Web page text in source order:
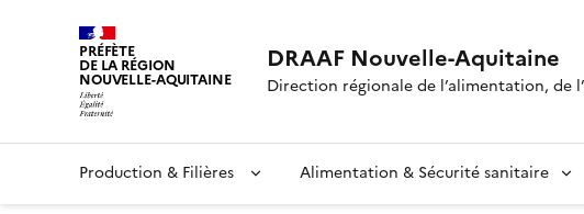
PRÉFÈTE
DE LA RÉGION
NOUVELLE-AQUITAINE
DRAAF Nouvelle-Aquitaine
Direction régionale de l’alimentation, de
Production & Filières Alimentation & Sécurité sanitaire